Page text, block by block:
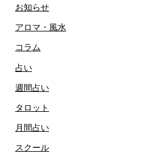
お知らせ
アロマ・風水
コラム
占い
週間占い
タロット
月間占い
スクール